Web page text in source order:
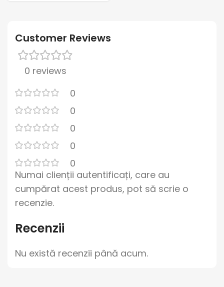
Customer Reviews
0 reviews
0
0
0
0
0
Recenzii
Nu există recenzii până acum.
Numai clienții autentificați, care au
cumpărat acest produs, pot să scrie o
recenzie.